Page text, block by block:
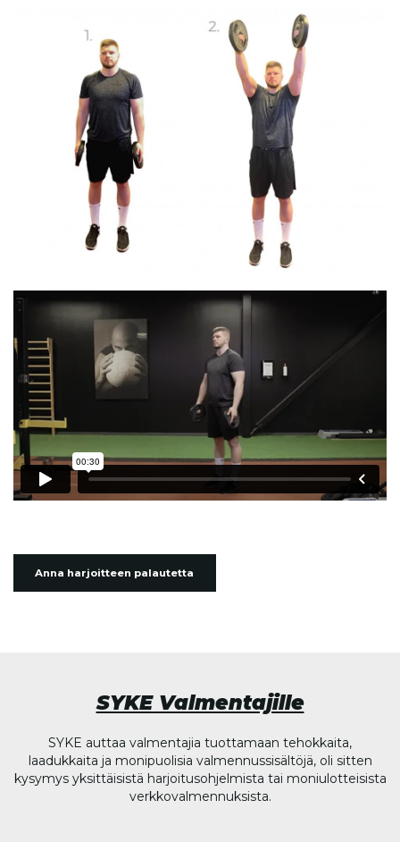
Anna harjoitteen palautetta
SYKE Valmentajille
SYKE auttaa valmentajia tuottamaan tehokkaita,
laadukkaita ja monipuolisia valmennussisältöjä, oli sitten
kysymys yksittäisistä harjoitusohjelmista tai moniulotteisista
verkkovalmennuksista.